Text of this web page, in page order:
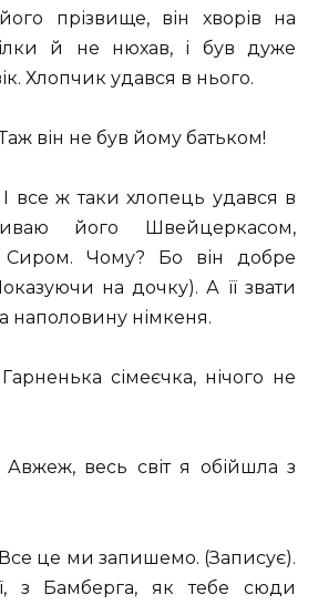
прізвище, він хворів на
й не нюхав, і був дуже
Хлопчик удався в нього.
він не був йому батьком!
все ж таки хлопець удався в
його Швейцеркасом,
Чому? Бо він добре
на дочку). А її звати
наполовину німкеня.
Гарненька сімеєчка, нічого не
Авжеж, весь світ я обійшла з
Все це ми запишемо. (Записує).
з Бамберга, як тебе сюди